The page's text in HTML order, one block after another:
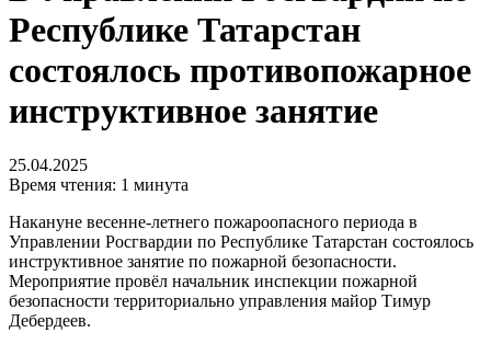
Республике Татарстан
состоялось противопожарное
инструктивное занятие
25.04.2025
Время чтения: 1 минута
Накануне весенне-летнего пожароопасного периода в
Управлении Росгвардии по Республике Татарстан состоялось
инструктивное занятие по пожарной безопасности.
Мероприятие провёл начальник инспекции пожарной
безопасности территориально управления майор Тимур
Дебердеев.